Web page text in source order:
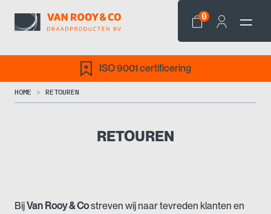
0
ISO 9001 certificering
HOME RETOUREN
RETOUREN
BijVan Rooy & Costreven wij naar tevreden klanten en